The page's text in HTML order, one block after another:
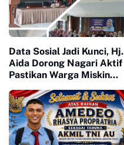
Data Sosial Jadi Kunci, Hj.
Aida Dorong Nagari Aktif
Pastikan Warga Miskin